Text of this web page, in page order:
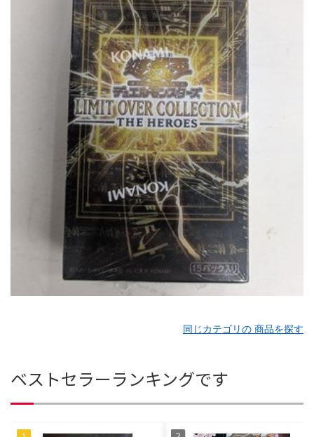
同じカテゴリの 商品を探す
ベストセラーランキングです